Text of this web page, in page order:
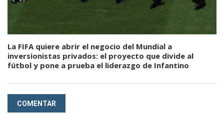
La FIFA quiere abrir el negocio del Mundial a
inversionistas privados: el proyecto que divide al
fútbol y pone a prueba el liderazgo de Infantino
COMENTAR